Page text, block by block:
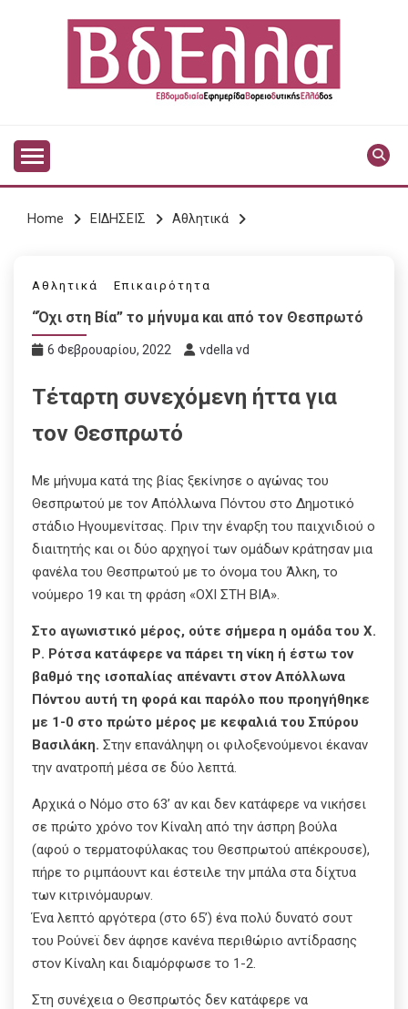
VDELLA
Home ΕΙΔΗΣΕΙΣ Αθλητικά
Αθλητικά Επικαιρότητα
“Όχι στη Βία” το μήνυμα και από τον Θεσπρωτό
6 Φεβρουαρίου, 2022 vdella vd
Τέταρτη συνεχόμενη ήττα για
τον Θεσπρωτό
Με μήνυμα κατά της βίας ξεκίνησε ο αγώνας του
Θεσπρωτού με τον Απόλλωνα Πόντου στο Δημοτικό
στάδιο Ηγουμενίτσας. Πριν την έναρξη του παιχνιδιού ο
διαιτητής και οι δύο αρχηγοί των ομάδων κράτησαν μια
φανέλα του Θεσπρωτού με το όνομα του Άλκη, το
νούμερο 19 και τη φράση «ΟΧΙ ΣΤΗ ΒΙΑ».
Στο αγωνιστικό μέρος, ούτε σήμερα η ομάδα του Χ.
Ρ. Ρότσα κατάφερε να πάρει τη νίκη ή έστω τον
βαθμό της ισοπαλίας απέναντι στον Απόλλωνα
Πόντου αυτή τη φορά και παρόλο που προηγήθηκε
με 1-0 στο πρώτο μέρος με κεφαλιά του Σπύρου
Βασιλάκη. Στην επανάληψη οι φιλοξενούμενοι έκαναν
την ανατροπή μέσα σε δύο λεπτά.
Αρχικά ο Νόμο στο 63’ αν και δεν κατάφερε να νικήσει
σε πρώτο χρόνο τον Κίναλη από την άσπρη βούλα
(αφού ο τερματοφύλακας του Θεσπρωτού απέκρουσε),
πήρε το ριμπάουντ και έστειλε την μπάλα στα δίχτυα
των κιτρινόμαυρων.
Ένα λεπτό αργότερα (στο 65’) ένα πολύ δυνατό σουτ
του Ρούνεϊ δεν άφησε κανένα περιθώριο αντίδρασης
στον Κίναλη και διαμόρφωσε το 1-2.
Στη συνέχεια ο Θεσπρωτός δεν κατάφερε να